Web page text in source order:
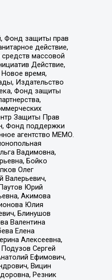
Фонд защиты прав
действие,
массовой
Действие,
время,
Издательство
Фонд защиты
Защиты Прав
Фонд поддержки
агентство МЕМО.
Вадимовна,
Бойко
Олег
Валерьевич,
Юрий
Акимова
Юлия
Блинушов
Валентина
Елена
Алексеевна,
Сергей
Ефимович,
Вицин
Резник